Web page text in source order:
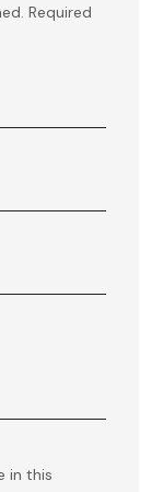
Required
in this